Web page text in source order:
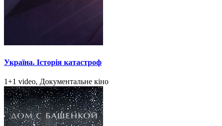
Україна. Історія катастроф
1+1 video, Документальне кіно